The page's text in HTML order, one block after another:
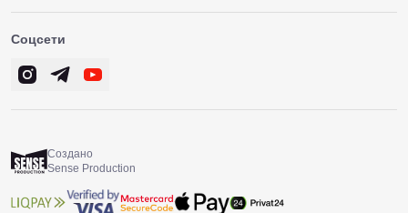
Соцсети
Создано
Sense Production